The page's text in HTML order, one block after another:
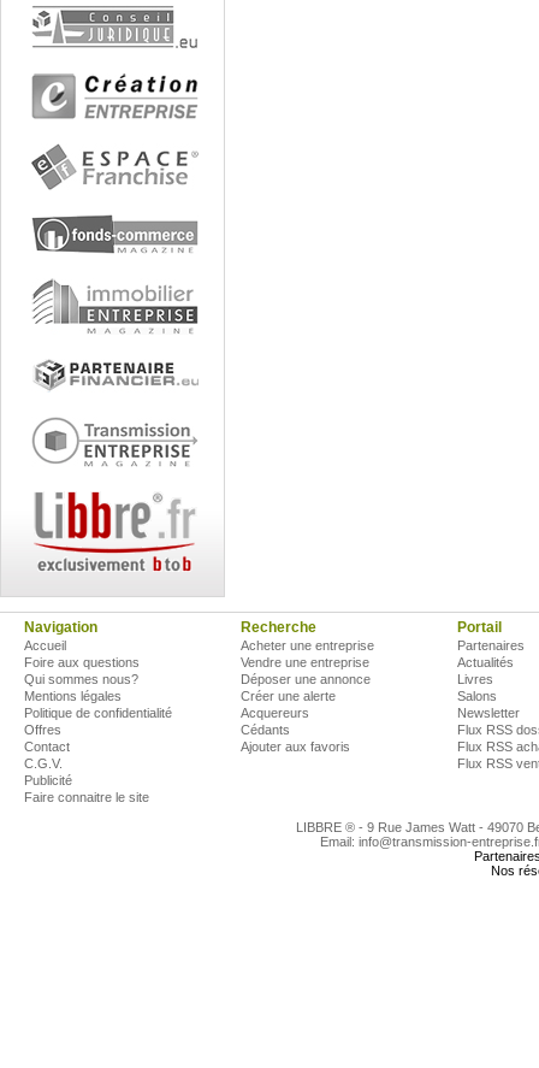
Navigation
Accueil
Foire aux questions
Qui sommes nous?
Mentions légales
Politique de confidentialité
Offres
Contact
C.G.V.
Publicité
Faire connaitre le site
Recherche
Acheter une entreprise
Vendre une entreprise
Déposer une annonce
Créer une alerte
Acquereurs
Cédants
Ajouter aux favoris
Portail
Partenaires
Actualités
Livres
Salons
Newsletter
Flux RSS
Flux RSS
Flux RSS
LIBBRE ® - 9 Rue James Watt - 49070
Email: info@transmission-
Nos